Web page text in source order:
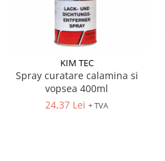
KIM TEC
Spray curatare calamina si
vopsea 400ml
24,37 Lei + TVA